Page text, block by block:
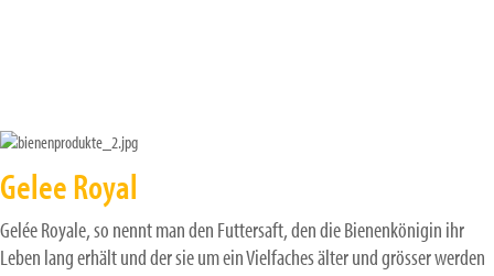
Gelee Royal
Gelée Royale, so nennt man den Futtersaft, den die Bienenkönigin ihr
Leben lang erhält und der sie um ein Vielfaches älter und grösser werden